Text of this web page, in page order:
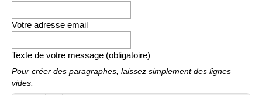
Votre adresse email
Texte de votre message (obligatoire)
Pour créer des paragraphes, laissez simplement des lignes
vides.